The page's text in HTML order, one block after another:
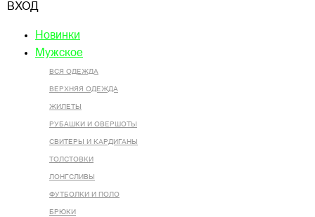
ВХОД
Новинки
Мужское
ВСЯ ОДЕЖДА
ВЕРХНЯЯ ОДЕЖДА
ЖИЛЕТЫ
РУБАШКИ И ОВЕРШОТЫ
СВИТЕРЫ И КАРДИГАНЫ
ТОЛСТОВКИ
ЛОНГСЛИВЫ
ФУТБОЛКИ И ПОЛО
БРЮКИ